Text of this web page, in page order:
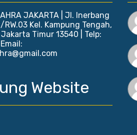
JAKARTA | Jl. Inerbang
RW.03 Kel. Kampung Tengah,
Timur 13540 | Telp:
Website